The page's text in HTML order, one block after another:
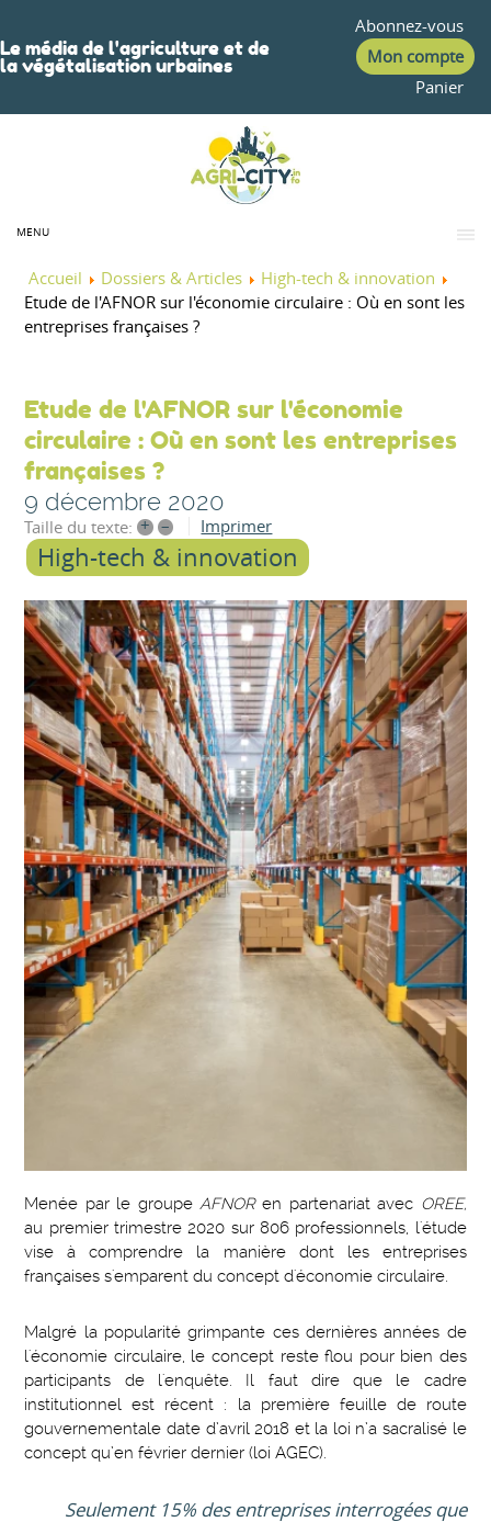
Le média de l'agriculture et de
la végétalisation urbaines
Abonnez-vous
Mon compte
Panier
MENU
Accueil Dossiers & Articles
High-tech & innovation
Etude de l'AFNOR sur l'économie circulaire : Où en sont les
entreprises françaises ?
Etude de l'AFNOR sur l'économie
circulaire : Où en sont les entreprises
françaises ?
9 décembre 2020
Taille du texte: + – Imprimer
High-tech & innovation
Menée par le groupe AFNORen partenariat avec OREE,
au premier trimestre 2020 sur 806 professionnels, l'étude
vise à comprendre la manière dont les entreprises
françaises s'emparent du concept d'économie circulaire.
Malgré la popularité grimpante ces dernières années de
l'économie circulaire, le concept reste flou pour bien des
participants de l'enquête. Il faut dire que le cadre
institutionnel est récent : la première feuille de route
gouvernementale date d’avril 2018 et la loi n’a sacralisé le
concept qu’en février dernier (loi AGEC).
Seulement 15% des entreprises interrogées que